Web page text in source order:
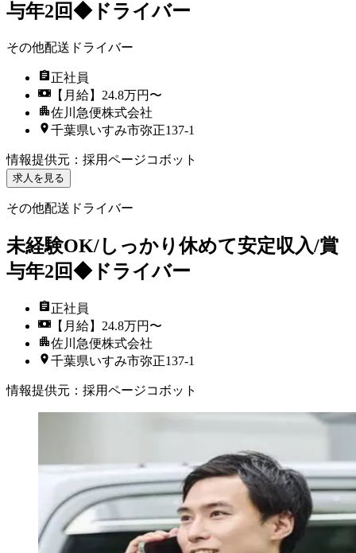
与年2回◆ドライバー
その他配送ドライバー
正社員
【月給】24.8万円〜
佐川急便株式会社
千葉県いすみ市弥正137-1
情報提供元 ： 採用ページコボット
求人を見る
その他配送ドライバー
未経験OK/しっかり休めて安定収入/賞
与年2回◆ドライバー
正社員
【月給】24.8万円〜
佐川急便株式会社
千葉県いすみ市弥正137-1
情報提供元 ： 採用ページコボット